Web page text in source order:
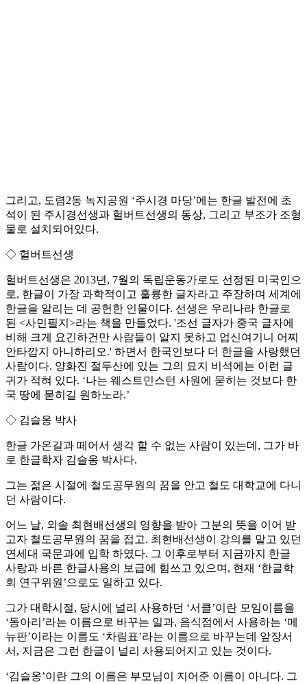
그리고, 도렴2동 녹지공원 ‘주시경 마당’에는 한글 발전에 초
석이 된 주시경선생과 헐버트선생의 동상, 그리고 부조가 조형
물로 설치되어있다.
◇ 헐버트선생
헐버트선생은 2013년, 7월의 독립운동가로도 선정된 미국인으
로, 한글이 가장 과학적이고 훌륭한 글자라고 주장하며 세계에
한글을 알리는 데 공헌한 인물이다. 선생은 우리나라 한글로
된 <사민필지>라는 책을 만들었다. '조선 글자가 중국 글자에
비해 크게 요긴하건만 사람들이 알지 못하고 업신여기니 어찌
안타깝지 아니하리오.' 하면서 한국인보다 더 한글을 사랑했던
사람이다. 양화진 절두산에 있는 그의 묘지 비석에는 이런 글
귀가 적혀 있다. ‘나는 웨스트민스턴 사원에 묻히는 것보다 한
국 땅에 묻히길 원하노라.’
◇ 김슬옹 박사
한글 가온길과 떼어서 생각 할 수 없는 사람이 있는데, 그가 바
로 한글학자 김슬옹 박사다.
그는 젊은 시절에 철도공무원의 꿈을 안고 철도 대학교에 다니
던 사람이다.
어느 날, 외솔 최현배선생의 영향을 받아 그분의 뜻을 이어 받
고자 철도공무원의 꿈을 접고. 최현배선생이 강의를 맡고 있던
연세대 국문과에 입학 하였다. 그 이후로부터 지금까지 한글
사랑과 바른 한글사용의 보급에 힘쓰고 있으며, 현재 ‘한글학
회 연구위원’으로도 일하고 있다.
그가 대학시절, 당시에 널리 사용하던 ‘서클’이란 모임이름을
‘동아리’라는 이름으로 바꾸는 일과, 음식점에서 사용하는 ‘메
뉴판’이라는 이름도 ‘차림표’라는 이름으로 바꾸는데 앞장서
서, 지금은 그런 한글이 널리 사용되어지고 있는 것이다.
‘김슬옹’이란 그의 이름은 부모님이 지어준 이름이 아니다. 그